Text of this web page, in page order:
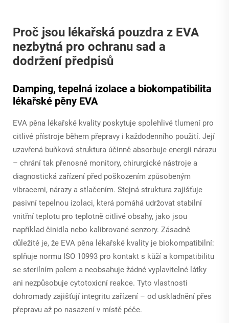
Proč jsou lékařská pouzdra z EVA
nezbytná pro ochranu sad a
dodržení předpisů
Damping, tepelná izolace a biokompatibilita
lékařské pěny EVA
EVA pěna lékařské kvality poskytuje spolehlivé tlumení pro
citlivé přístroje během přepravy i každodenního použití. Její
uzavřená buňková struktura účinně absorbuje energii nárazu
– chrání tak přenosné monitory, chirurgické nástroje a
diagnostická zařízení před poškozením způsobeným
vibracemi, nárazy a stlačením. Stejná struktura zajišťuje
pasivní tepelnou izolaci, která pomáhá udržovat stabilní
vnitřní teplotu pro teplotně citlivé obsahy, jako jsou
například činidla nebo kalibrované senzory. Zásadně
důležité je, že EVA pěna lékařské kvality je biokompatibilní:
splňuje normu ISO 10993 pro kontakt s kůží a kompatibilitu
se sterilním polem a neobsahuje žádné vyplavitelné látky
ani nezpůsobuje cytotoxicní reakce. Tyto vlastnosti
dohromady zajišťují integritu zařízení – od uskladnění přes
přepravu až po nasazení v místě péče.